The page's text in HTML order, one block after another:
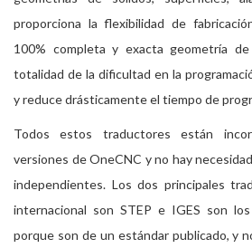
proporciona la flexibilidad de
100% completa y exacta geometría
totalidad de la dificultad en la
y reduce drásticamente el tiempo de
Todos estos traductores están
versiones de OneCNC y no hay
independientes. Los dos principales
internacional son STEP e IGES son
porque son de un estándar publicado, y